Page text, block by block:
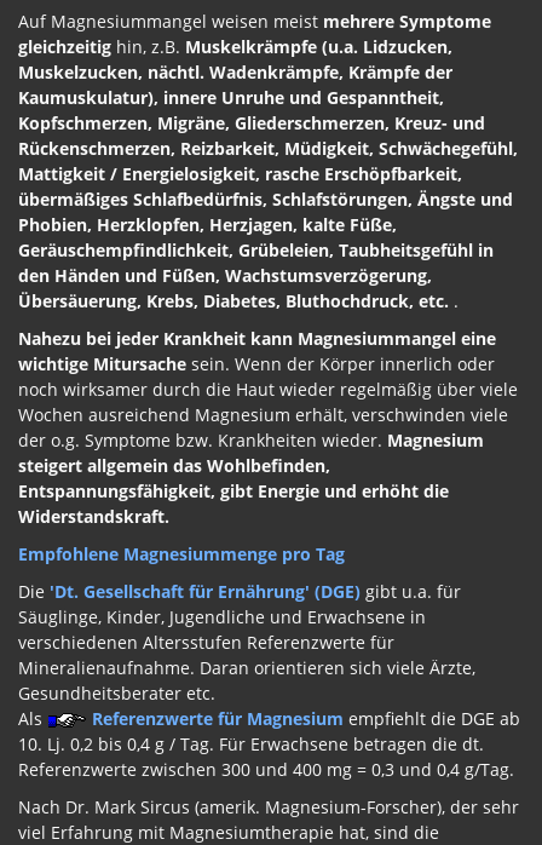
Auf Magnesiummangel weisen meist mehrere Symptome
gleichzeitig hin, z.B. Muskelkrämpfe (u.a. Lidzucken,
Muskelzucken, nächtl. Wadenkrämpfe, Krämpfe der
Kaumuskulatur), innere Unruhe und Gespanntheit,
Kopfschmerzen, Migräne, Gliederschmerzen, Kreuz- und
Rückenschmerzen, Reizbarkeit, Müdigkeit, Schwächegefühl,
Mattigkeit / Energielosigkeit, rasche Erschöpfbarkeit,
übermäßiges Schlafbedürfnis, Schlafstörungen, Ängste und
Phobien, Herzklopfen, Herzjagen, kalte Füße,
Geräuschempfindlichkeit, Grübeleien, Taubheitsgefühl in
den Händen und Füßen, Wachstumsverzögerung,
Übersäuerung, Krebs, Diabetes, Bluthochdruck, etc. .
Nahezu bei jeder Krankheit kann Magnesiummangel eine
wichtige Mitursache sein. Wenn der Körper innerlich oder
noch wirksamer durch die Haut wieder regelmäßig über viele
Wochen ausreichend Magnesium erhält, verschwinden viele
der o.g. Symptome bzw. Krankheiten wieder. Magnesium
steigert allgemein das Wohlbefinden,
Entspannungsfähigkeit, gibt Energie und erhöht die
Widerstandskraft.
Empfohlene Magnesiummenge pro Tag
Die 'Dt. Gesellschaft für Ernährung' (DGE) gibt u.a. für
Säuglinge, Kinder, Jugendliche und Erwachsene in
verschiedenen Altersstufen Referenzwerte für
Mineralienaufnahme. Daran orientieren sich viele Ärzte,
Gesundheitsberater etc.
Als
Referenzwerte für Magnesium empfiehlt die DGE ab
10. Lj. 0,2 bis 0,4 g / Tag. Für Erwachsene betragen die dt.
Referenzwerte zwischen 300 und 400 mg = 0,3 und 0,4 g/Tag.
Nach Dr. Mark Sircus (amerik. Magnesium-Forscher), der sehr
viel Erfahrung mit Magnesiumtherapie hat, sind die